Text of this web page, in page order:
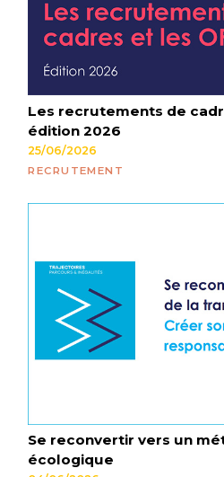
Les recrutements de
édition 2026
25/06/2026
RECRUTEMENT
Se reconvertir vers un
écologique